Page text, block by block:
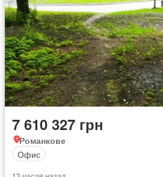
7 610 327 грн
Романкове
Офис